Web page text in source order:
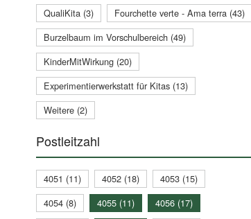
QualiKita (3)
Fourchette verte - Ama terra (43)
Burzelbaum im Vorschulbereich (49)
KinderMitWirkung (20)
Experimentierwerkstatt für Kitas (13)
Weitere (2)
Postleitzahl
4051 (11) 4052 (18)
4053 (15)
4054 (8)
4055 (11)
4056 (17)